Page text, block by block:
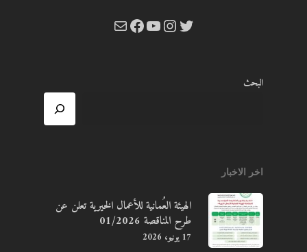
تويترإنستجرام
يوتيوب
فيسبوك
البحث
اخر الاخبار
الهيئة العُمانية للأعمال الخيرية تعلن عن
طرح المناقصة 01/2026
17 يونيو، 2026